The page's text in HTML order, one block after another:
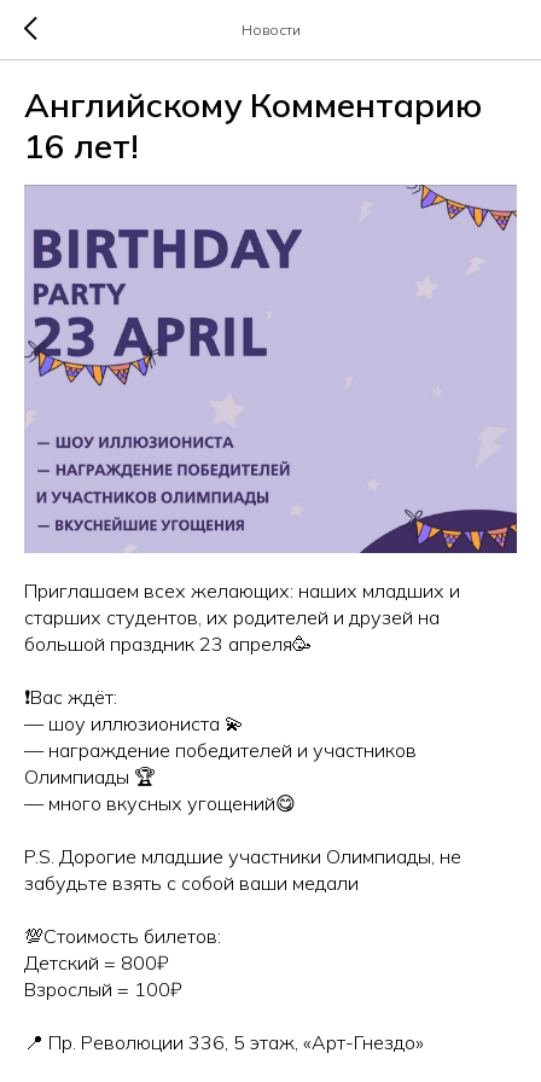
Новости
Английскому Комментарию
16 лет!
Приглашаем всех желающих: наших младших и
старших студентов, их родителей и друзей на
большой праздник 23 апреля🥳
❗️Вас ждёт:
— шоу иллюзиониста 💫
— награждение победителей и участников
Олимпиады 🏆
— много вкусных угощений😋
P.S. Дорогие младшие участники Олимпиады, не
забудьте взять с собой ваши медали
💯Стоимость билетов:
Детский = 800₽
Взрослый = 100₽
📍 Пр. Революции 336, 5 этаж, «Арт-Гнездо»